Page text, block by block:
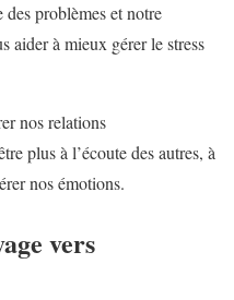
problèmes et notre
aider à mieux gérer le stress
nos relations
plus à l’écoute des autres, à
nos émotions.
vers